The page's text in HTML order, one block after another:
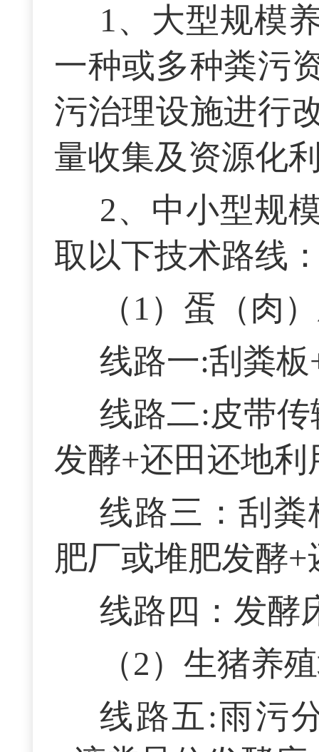
1、大型规模
一种或多种粪污
污治理设施进行
量收集及资源化
2、中小型规
取以下技术路线
（1）蛋（肉
线路一:刮粪
线路二:皮带
发酵+还田还地利
线路三：刮
肥厂或堆肥发酵+
线路四：发酵
（2）生猪养
线路五:雨污